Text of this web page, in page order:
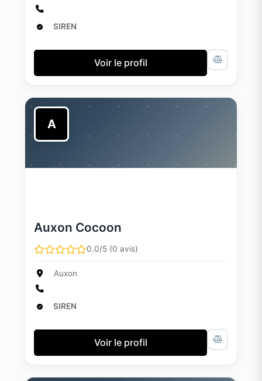
SIREN
Voir le profil
A
Auxon Cocoon
0.0/5 (0 avis)
Auxon
SIREN
Voir le profil